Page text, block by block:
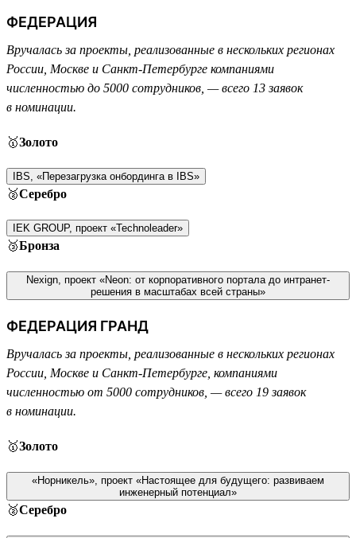
ФЕДЕРАЦИЯ
Вручалась за проекты, реализованные в нескольких регионах
России, Москве и Санкт-Петербурге компаниями
численностью до 5000 сотрудников, — всего 13 заявок
в номинации.
🥇Золото
IBS, «Перезагрузка онбординга в IBS»
🥈Серебро
IEK GROUP, проект «Technoleader»
🥉Бронза
Nexign, проект «Neon: от корпоративного портала до интранет-
решения в масштабах всей страны»
ФЕДЕРАЦИЯ ГРАНД
Вручалась за проекты, реализованные в нескольких регионах
России, Москве и Санкт-Петербурге, компаниями
численностью от 5000 сотрудников, — всего 19 заявок
в номинации.
🥇Золото
«Норникель», проект «Настоящее для будущего: развиваем
инженерный потенциал»
🥈Серебро